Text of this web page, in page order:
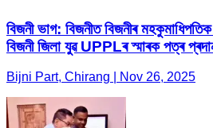
বিজনী ভাগ: বিজনীত বিজনীৰ
বিজনী জিলা যুৱ UPPLৰ স্মাৰক পত্ৰ
Bijni Part, Chirang | Nov 26, 2025